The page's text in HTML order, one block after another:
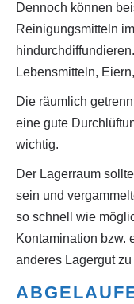
Dennoch können
Reinigungsmitteln
Lebensmitteln,
Die räumlich
eine gute
wichtig.
Der Lagerraum
sein und
so schnell wie
Kontamination bzw.
anderes Lagergut